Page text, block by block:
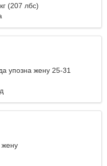
(207 лбс)
упозна жену 25-31